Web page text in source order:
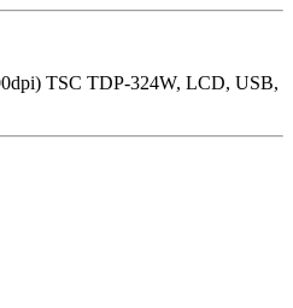
TSC TDP-324W, LCD, USB,